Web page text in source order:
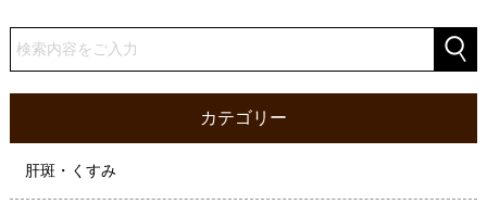
カテゴリー
肝斑・くすみ